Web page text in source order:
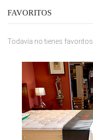
FAVORITOS
Todavía no tienes favoritos.